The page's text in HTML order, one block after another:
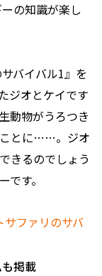
の知識が楽し
バイバル1』を
ジオとケイです
動物がうろつき
ことに……。ジオ
きるのでしょう
す。
掲載